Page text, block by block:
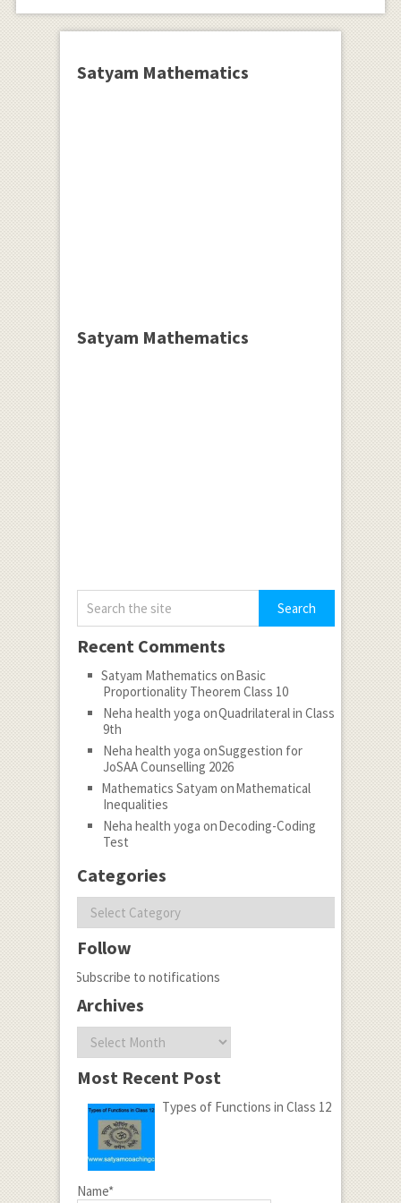
Satyam Mathematics
Satyam Mathematics
Recent Comments
Satyam Mathematics onBasic
Proportionality Theorem Class 10
Neha health yoga onQuadrilateral in Class
9th
Neha health yoga onSuggestion for
JoSAA Counselling 2026
Mathematics Satyam onMathematical
Inequalities
Neha health yoga onDecoding-Coding
Test
Categories
Categories
Follow
Subscribe to notifications
Archives
Archives
Most Recent Post
Types of Functions in Class 12
Name*